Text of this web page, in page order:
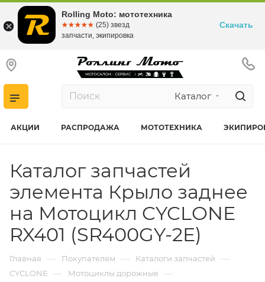
Каталог
АКЦИИ РАСПРОДАЖА МОТОТЕХНИКА
Каталог запчастей
элемента Крыло заднее
на Мотоцикл CYCLONE
RX401 (SR400GY-2E)
Главная — Покупателям — Каталоги запчастей —
CYCLONE — Мотоциклы дорожные —
Rolling Moto: мототехника
☆☆☆☆☆
★★★★★ (25) звезд
запчасти, экипировка
Скачать